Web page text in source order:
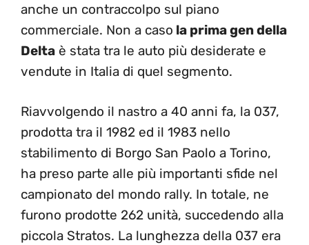
anche un contraccolpo sul piano
commerciale. Non a caso la prima gen della
Delta è stata tra le auto più desiderate e
vendute in Italia di quel segmento.
Riavvolgendo il nastro a 40 anni fa, la 037,
prodotta tra il 1982 ed il 1983 nello
stabilimento di Borgo San Paolo a Torino,
ha preso parte alle più importanti sfide nel
campionato del mondo rally. In totale, ne
furono prodotte 262 unità, succedendo alla
piccola Stratos. La lunghezza della 037 era